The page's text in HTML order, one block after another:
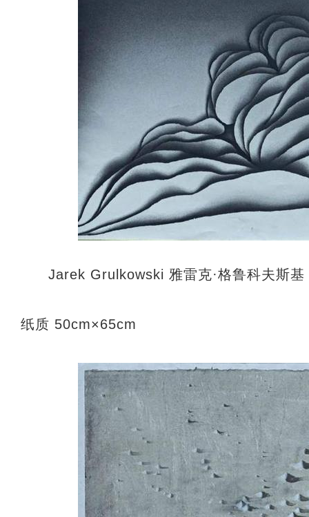
Jarek Grulkowski 雅雷克·格鲁科夫斯
纸质 50cm×65cm